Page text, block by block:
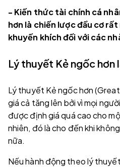
- Kiến thức tài chính cá
hơn là chiến lược đầu cơ
khuyến khích đối với các
Lý thuyết Kẻ ngốc hơn
Lý thuyết Kẻ ngốc hơn
giá cả tăng lên bởi vì mọi
được định giá quá cao cho
nhiên, đó là cho đến khi
nữa.
Nếu hành động theo lý